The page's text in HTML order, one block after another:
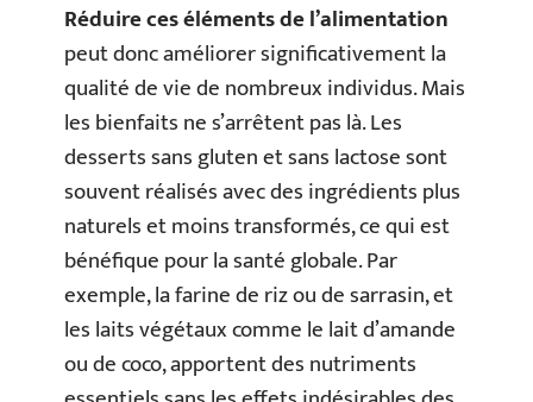
Réduire ces éléments de l’alimentation
peut donc améliorer significativement la
qualité de vie de nombreux individus. Mais
les bienfaits ne s’arrêtent pas là. Les
desserts sans gluten et sans lactose sont
souvent réalisés avec des ingrédients plus
naturels et moins transformés, ce qui est
bénéfique pour la santé globale. Par
exemple, la farine de riz ou de sarrasin, et
les laits végétaux comme le lait d’amande
ou de coco, apportent des nutriments